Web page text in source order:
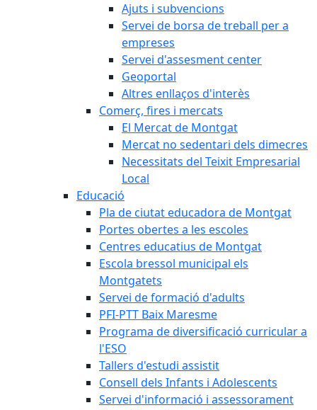
Ajuts i subvencions
Servei de borsa de treball per a
empreses
Servei d'assesment center
Geoportal
Altres enllaços d'interès
Comerç, fires i mercats
El Mercat de Montgat
Mercat no sedentari dels dimecres
Necessitats del Teixit Empresarial
Local
Educació
Pla de ciutat educadora de Montgat
Portes obertes a les escoles
Centres educatius de Montgat
Escola bressol municipal els
Montgatets
Servei de formació d'adults
PFI-PTT Baix Maresme
Programa de diversificació curricular a
l'ESO
Tallers d'estudi assistit
Consell dels Infants i Adolescents
Servei d'informació i assessorament